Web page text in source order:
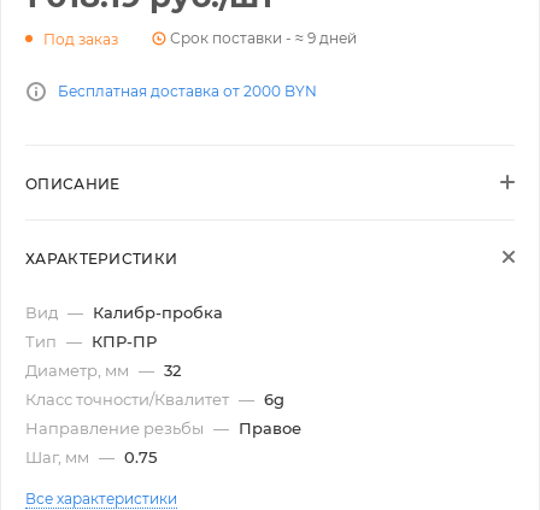
Под заказ Срок поставки - ≈ 9 дней
Бесплатная доставка от 2000 BYN
ОПИСАНИЕ
ХАРАКТЕРИСТИКИ
Вид — Калибр-пробка
Тип — КПР-ПР
Диаметр, мм — 32
Класс точности/Квалитет — 6g
Направление резьбы — Правое
Шаг, мм — 0.75
Все характеристики